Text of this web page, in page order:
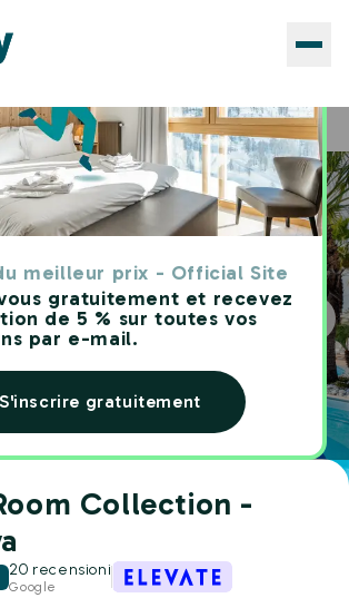
meilleur prix - Official Site
gratuitement et recevez
de 5 % sur toutes vos
par e-mail.
S'inscrire gratuitement
Room Collection - Giulianova
Collection -
20 recensioni
Google